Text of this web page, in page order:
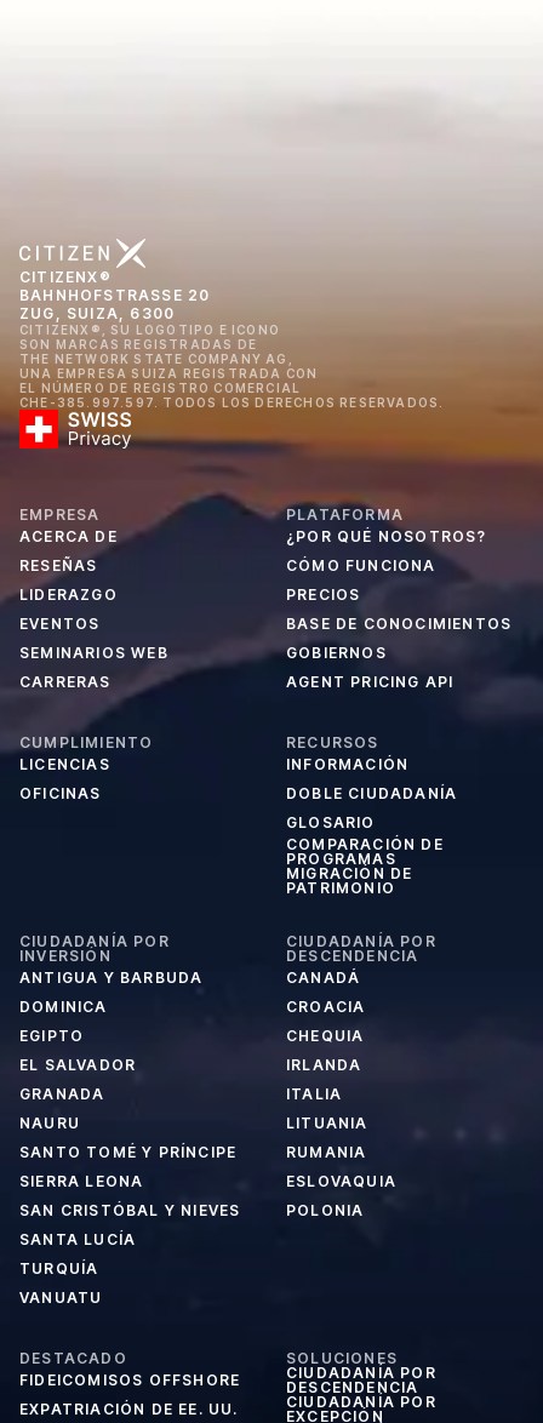
CITIZENX®
BAHNHOFSTRASSE 20
ZUG, SUIZA, 6300
CITIZENX®, SU LOGOTIPO E ICONO
SON MARCAS REGISTRADAS DE
THE NETWORK STATE COMPANY AG,
UNA EMPRESA SUIZA REGISTRADA CON
EL NÚMERO DE REGISTRO COMERCIAL
CHE-385.997.597. TODOS LOS DERECHOS RESERVADOS.
EMPRESA
ACERCA DE
RESEÑAS
LIDERAZGO
EVENTOS
SEMINARIOS WEB
CARRERAS
PLATAFORMA
¿POR QUÉ NOSOTROS?
CÓMO FUNCIONA
PRECIOS
BASE DE CONOCIMIENTOS
GOBIERNOS
AGENT PRICING API
CUMPLIMIENTO
LICENCIAS
OFICINAS
RECURSOS
INFORMACIÓN
DOBLE CIUDADANÍA
GLOSARIO
COMPARACIÓN DE
PROGRAMAS
MIGRACIÓN DE
PATRIMONIO
CIUDADANÍA POR
INVERSIÓN
ANTIGUA Y BARBUDA
DOMINICA
EGIPTO
EL SALVADOR
GRANADA
NAURU
SANTO TOMÉ Y PRÍNCIPE
SIERRA LEONA
SAN CRISTÓBAL Y NIEVES
SANTA LUCÍA
TURQUÍA
VANUATU
CIUDADANÍA POR
DESCENDENCIA
CANADÁ
CROACIA
CHEQUIA
IRLANDA
ITALIA
LITUANIA
RUMANIA
ESLOVAQUIA
POLONIA
DESTACADO
FIDEICOMISOS OFFSHORE
EXPATRIACIÓN DE EE. UU.
SOLUCIONES
CIUDADANÍA POR
DESCENDENCIA
CIUDADANÍA POR
EXCEPCIÓN